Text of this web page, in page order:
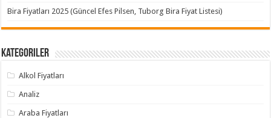
Bira Fiyatları 2025 (Güncel Efes Pilsen, Tuborg Bira Fiyat Listesi)
Kategoriler
Alkol Fiyatları
Analiz
Araba Fiyatları